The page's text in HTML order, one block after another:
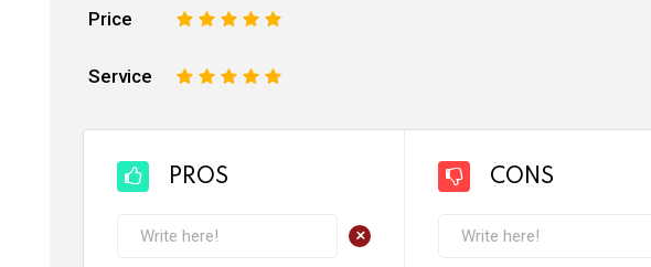
Price 5
4
3
2
Service 5
4
3
2
PROS
+
CONS